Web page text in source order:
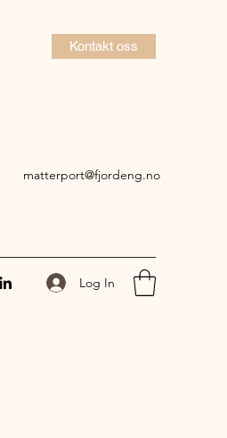
Kontakt oss
matterport@fjordeng.no
Log In